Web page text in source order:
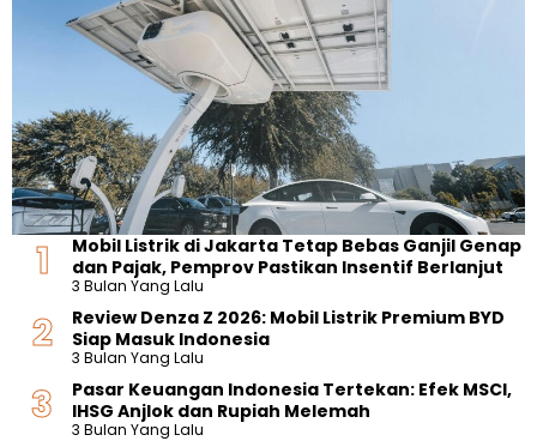
Mobil Listrik di Jakarta Tetap Bebas Ganjil Genap
dan Pajak, Pemprov Pastikan Insentif Berlanjut
3 Bulan Yang Lalu
Review Denza Z 2026: Mobil Listrik Premium BYD
Siap Masuk Indonesia
3 Bulan Yang Lalu
Pasar Keuangan Indonesia Tertekan: Efek MSCI,
IHSG Anjlok dan Rupiah Melemah
3 Bulan Yang Lalu